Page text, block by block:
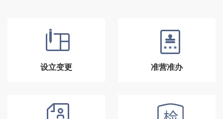
设立变更 准营准办